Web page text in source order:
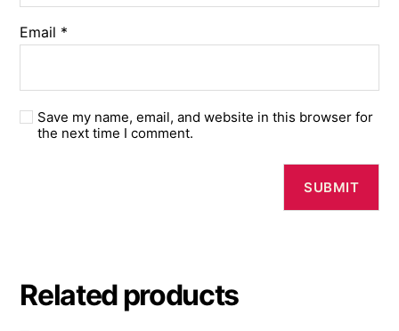
Email *
Save my name, email, and website in this browser for
the next time I comment.
Related products